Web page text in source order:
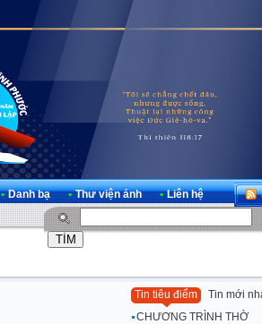
• Danh bạ • Thư viện ảnh • Liên hệ
Tin tiêu điểm
Tin mới
CHƯƠNG TRÌNH THỜ